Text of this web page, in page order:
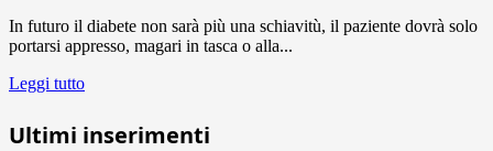
In futuro il diabete non sarà più una schiavitù, il paziente dovrà solo
portarsi appresso, magari in tasca o alla...
Leggi tutto
Ultimi inserimenti